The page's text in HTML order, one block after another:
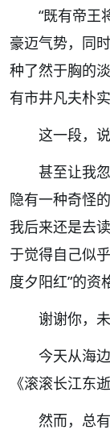
“既有帝王
豪迈气势，同
种了然于胸的
有市井凡夫朴
这一段，
甚至让我
隐有一种奇怪
我后来还是去
于觉得自己似
度夕阳红”的资
谢谢你，未
今天从海
《滚滚长江东
然而，总